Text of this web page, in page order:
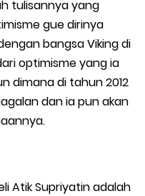
tulisannya yang
gue dirinya
bangsa Viking di
optimisme yang ia
dimana di tahun 2012
dan ia pun akan
Atik Supriyatin adalah